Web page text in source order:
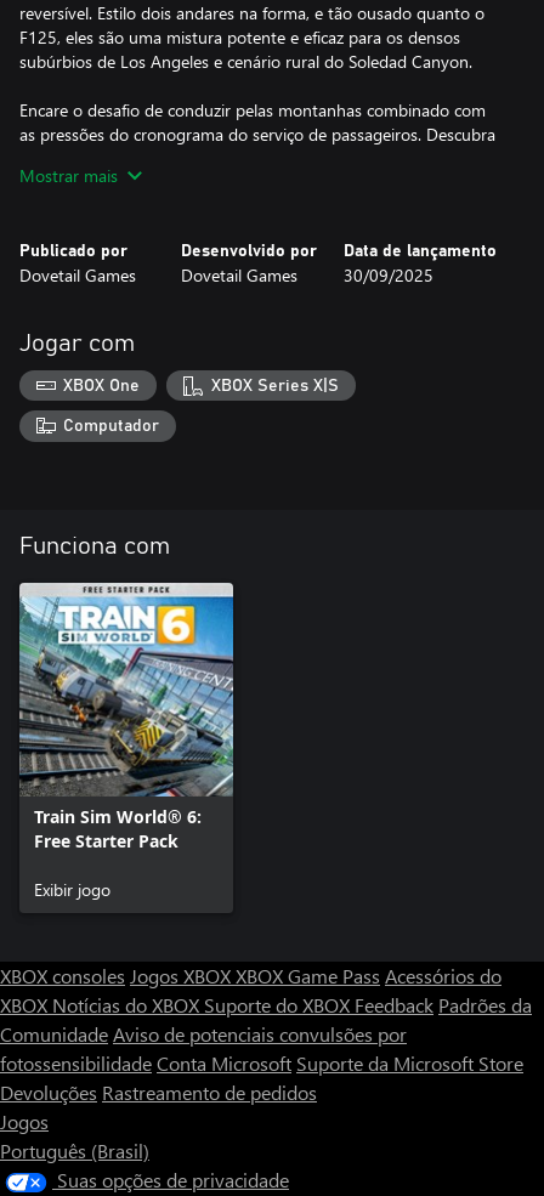
reversível. Estilo dois andares na forma, e tão ousado quanto o
F125, eles são uma mistura potente e eficaz para os densos
subúrbios de Los Angeles e cenário rural do Soledad Canyon.
Encare o desafio de conduzir pelas montanhas combinado com
as pressões do cronograma do serviço de passageiros. Descubra
sem sair do cronograma. Aproveite também as maravilhosas
Mostrar mais
Publicado por
Dovetail Games
Desenvolvido por
Dovetail Games
Data de lançamento
30/09/2025
Jogar com
XBOX One XBOX Series X|S
Computador
Funciona com
Train Sim World® 6:
Free Starter Pack
Exibir jogo
XBOX consoles Jogos XBOXXBOX Game Pass Acessórios do
XBOX Notícias do XBOX Suporte do XBOX Feedback Padrões da
ComunidadeAviso de potenciais convulsões por
fotossensibilidadeConta Microsoft Suporte da Microsoft Store
Devoluções Rastreamento de pedidos
Jogos
Português (Brasil)
Suas opções de privacidade